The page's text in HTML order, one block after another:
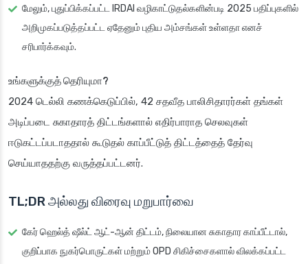
மேலும், புதுப்பிக்கப்பட்ட IRDAI வழிகாட்டுதல்களின்படி 2025 பதிப்புகளில்
அறிமுகப்படுத்தப்பட்ட ஏதேனும் புதிய அம்சங்கள் உள்ளதா எனச்
சரிபார்க்கவும்.
உங்களுக்குத் தெரியுமா?
2024 டெல்லி கணக்கெடுப்பில், 42 சதவீத பாலிசிதாரர்கள் தங்கள்
அடிப்படை சுகாதாரத் திட்டங்களால் எதிர்பாராத செலவுகள்
ஈடுகட்டப்படாததால் கூடுதல் காப்பீட்டுத் திட்டத்தைத் தேர்வு
செய்யாததற்கு வருத்தப்பட்டனர்.
TL;DR அல்லது விரைவு மறுபார்வை
கேர் ஹெல்த் ஷீல்ட் ஆட்-ஆன் திட்டம், நிலையான சுகாதார காப்பீட்டால்,
குறிப்பாக நுகர்பொருட்கள் மற்றும் OPD சிகிச்சைகளால் விலக்கப்பட்ட